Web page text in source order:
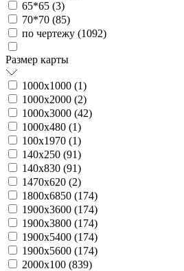
65*65 (3)
70*70 (85)
по чертежу (1092)
Размер карты
1000х1000 (1)
1000х2000 (2)
1000х3000 (42)
1000х480 (1)
100х1970 (1)
140х250 (91)
140х830 (91)
1470х620 (2)
1800х6850 (174)
1900х3600 (174)
1900х3800 (174)
1900х5400 (174)
1900х5600 (174)
2000х100 (839)